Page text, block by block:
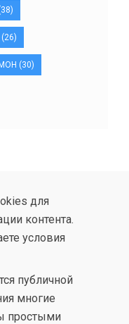
(26)
(30)
для
контента.
условия
публичной
многие
простыми